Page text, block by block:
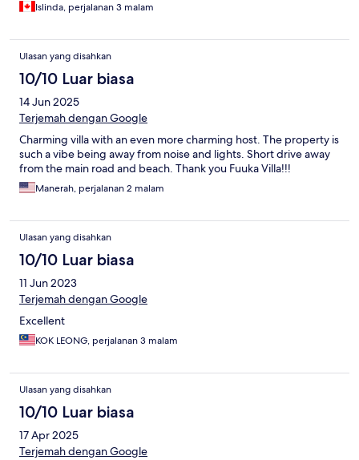
Islinda, perjalanan 3 malam
Ulasan yang disahkan
10/10 Luar biasa
14 Jun 2025
Terjemah dengan Google
Charming villa with an even more charming host. The property is
such a vibe being away from noise and lights. Short drive away
from the main road and beach. Thank you Fuuka Villa!!!
Manerah, perjalanan 2 malam
Ulasan yang disahkan
10/10 Luar biasa
11 Jun 2023
Terjemah dengan Google
Excellent
KOK LEONG, perjalanan 3 malam
Ulasan yang disahkan
10/10 Luar biasa
17 Apr 2025
Terjemah dengan Google